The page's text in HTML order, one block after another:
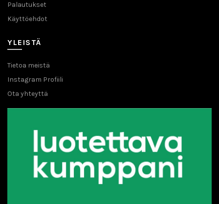
Palautukset
Käyttöehdot
YLEISTÄ
Tietoa meistä
Instagram Profiili
Ota yhteyttä